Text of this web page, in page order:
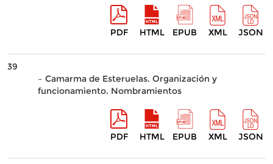
PDF HTML EPUB XML JSON
39
– Camarma de Esteruelas. Organización y
funcionamiento. Nombramientos
PDF HTML EPUB XML JSON